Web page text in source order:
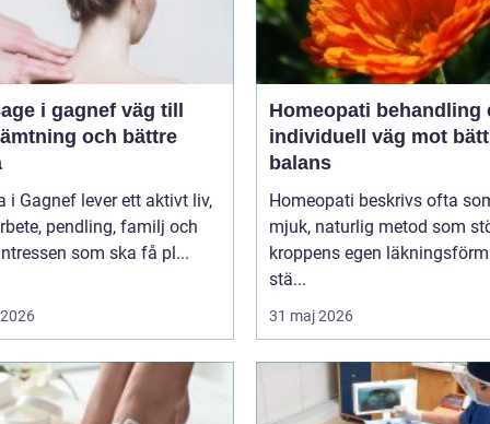
i gagnef väg till
och bättre
i Gagnef lever ett aktivt liv,
pendling, familj och
som ska få pl...
Homeopati behandling en
individuell väg mot
balans
Homeopati beskrivs ofta
mjuk, naturlig metod som
kroppens egen
stä...
31 maj 2026